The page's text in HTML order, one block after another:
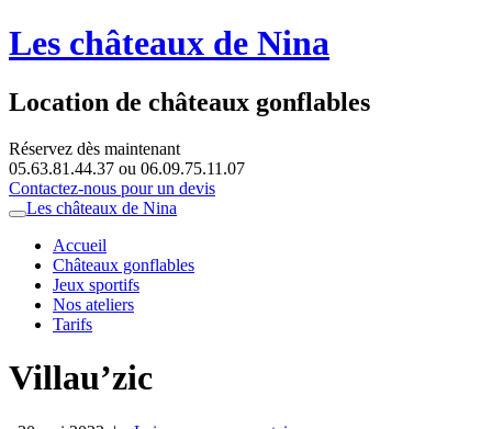
Les châteaux de Nina
Location de châteaux gonflables
Réservez dès maintenant
05.63.81.44.37 ou 06.09.75.11.07
Contactez-nous pour un devis
Menu
principal
Atteindre
contenu
Les châteaux de Nina
Accueil
Châteaux gonflables
Jeux sportifs
Nos ateliers
Tarifs
Villau’zic